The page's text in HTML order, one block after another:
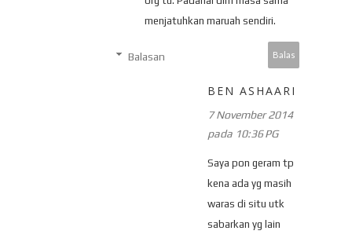
menjatuhkan maruah sendiri.
Balas
Balasan
BEN ASHAARI
7 November 2014
pada 10:36 PG
Saya pon geram tp
kena ada yg masih
waras di situ utk
sabarkan yg lain